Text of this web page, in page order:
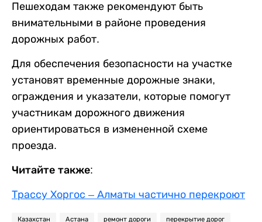
Пешеходам также рекомендуют быть
внимательными в районе проведения
дорожных работ.
Для обеспечения безопасности на участке
установят временные дорожные знаки,
ограждения и указатели, которые помогут
участникам дорожного движения
ориентироваться в измененной схеме
проезда.
Читайте также:
Трассу Хоргос – Алматы частично перекроют
Казахстан Астана ремонт дороги перекрытие дорог